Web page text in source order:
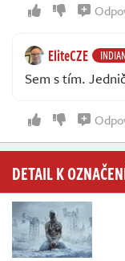
EliteCZE INDIAN
Sem s tím.
DETAIL K